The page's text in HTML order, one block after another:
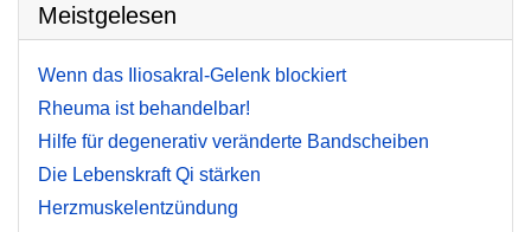
Meistgelesen
Wenn das Iliosakral-Gelenk blockiert
Rheuma ist behandelbar!
Hilfe für degenerativ veränderte Bandscheiben
Die Lebenskraft Qi stärken
Herzmuskelentzündung